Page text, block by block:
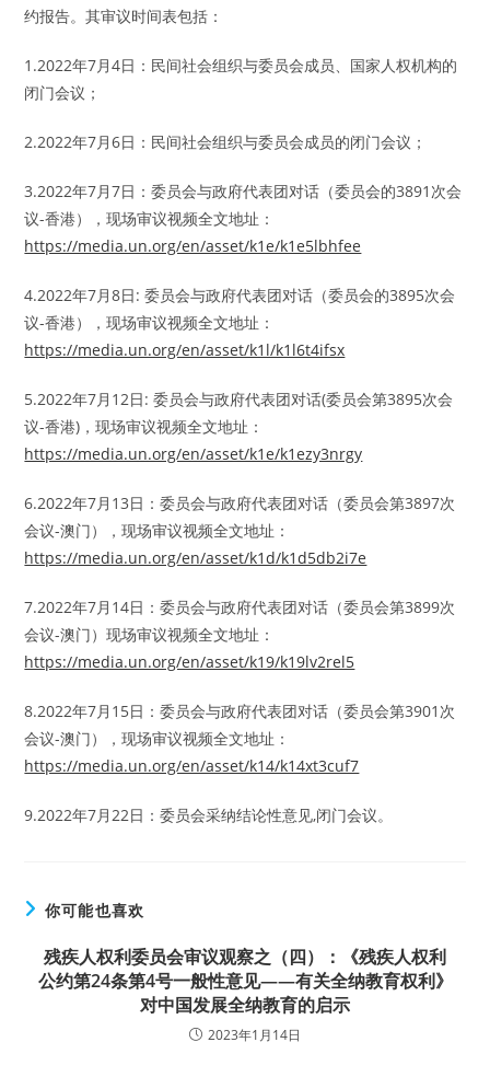
约报告。其审议时间表包括：
1.2022年7月4日：民间社会组织与委员会成员、国家人权机构的
闭门会议；
2.2022年7月6日：民间社会组织与委员会成员的闭门会议；
3.2022年7月7日：委员会与政府代表团对话（委员会的3891次会
议-香港），现场审议视频全文地址：
https://media.un.org/en/asset/k1e/k1e5lbhfee
4.2022年7月8日: 委员会与政府代表团对话（委员会的3895次会
议-香港），现场审议视频全文地址：
https://media.un.org/en/asset/k1l/k1l6t4ifsx
5.2022年7月12日: 委员会与政府代表团对话(委员会第3895次会
议-香港)，现场审议视频全文地址：
https://media.un.org/en/asset/k1e/k1ezy3nrgy
6.2022年7月13日：委员会与政府代表团对话（委员会第3897次
会议-澳门），现场审议视频全文地址：
https://media.un.org/en/asset/k1d/k1d5db2i7e
7.2022年7月14日：委员会与政府代表团对话（委员会第3899次
会议-澳门）现场审议视频全文地址：
https://media.un.org/en/asset/k19/k19lv2rel5
8.2022年7月15日：委员会与政府代表团对话（委员会第3901次
会议-澳门），现场审议视频全文地址：
https://media.un.org/en/asset/k14/k14xt3cuf7
9.2022年7月22日：委员会采纳结论性意见,闭门会议。
你可能也喜欢
残疾人权利委员会审议观察之（四）：《残疾人权利
公约第24条第4号一般性意见——有关全纳教育权利》
对中国发展全纳教育的启示
2023年1月14日